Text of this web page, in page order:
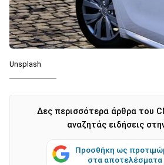
Unsplash
Δες περισσότερα άρθρα του
αναζητάς ειδήσεις
Προσθήκη ως
στα αποτελέσματα